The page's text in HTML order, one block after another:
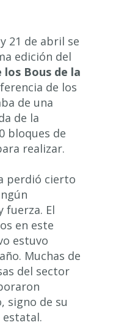
21 de abril se
edición del
los Bous de la
de los
de una
de la
bloques de
realizar.
perdió cierto
fuerza. El
en este
estuvo
Muchas de
del sector
signo de su